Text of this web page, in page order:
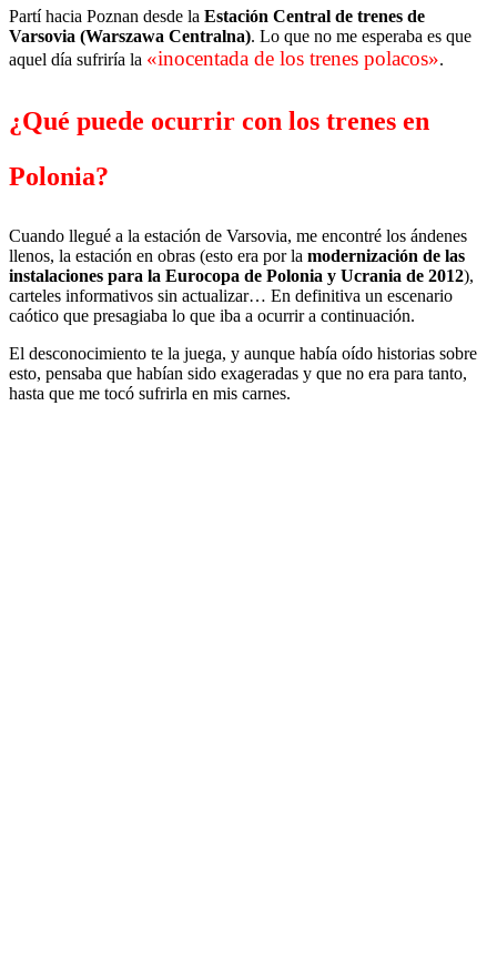
Partí hacia Poznan desde la Estación Central de trenes de
Varsovia (Warszawa Centralna). Lo que no me esperaba es que
aquel día sufriría la «inocentada de los trenes polacos».
¿Qué puede ocurrir con los trenes en
Polonia?
Cuando llegué a la estación de Varsovia, me encontré los ándenes
llenos, la estación en obras (esto era por la modernización de las
instalaciones para la Eurocopa de Polonia y Ucrania de 2012),
carteles informativos sin actualizar… En definitiva un escenario
caótico que presagiaba lo que iba a ocurrir a continuación.
El desconocimiento te la juega, y aunque había oído historias sobre
esto, pensaba que habían sido exageradas y que no era para tanto,
hasta que me tocó sufrirla en mis carnes.